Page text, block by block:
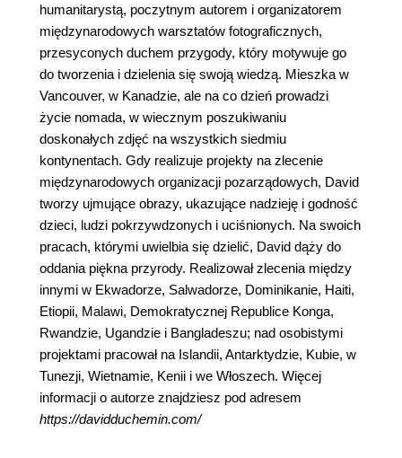
humanitarystą, poczytnym autorem i organizatorem
międzynarodowych warsztatów fotograficznych,
przesyconych duchem przygody, który motywuje go
do tworzenia i dzielenia się swoją wiedzą. Mieszka w
Vancouver, w Kanadzie, ale na co dzień prowadzi
życie nomada, w wiecznym poszukiwaniu
doskonałych zdjęć na wszystkich siedmiu
kontynentach. Gdy realizuje projekty na zlecenie
międzynarodowych organizacji pozarządowych, David
tworzy ujmujące obrazy, ukazujące nadzieję i godność
dzieci, ludzi pokrzywdzonych i uciśnionych. Na swoich
pracach, którymi uwielbia się dzielić, David dąży do
oddania piękna przyrody. Realizował zlecenia między
innymi w Ekwadorze, Salwadorze, Dominikanie, Haiti,
Etiopii, Malawi, Demokratycznej Republice Konga,
Rwandzie, Ugandzie i Bangladeszu; nad osobistymi
projektami pracował na Islandii, Antarktydzie, Kubie, w
Tunezji, Wietnamie, Kenii i we Włoszech. Więcej
informacji o autorze znajdziesz pod adresem
https://davidduchemin.com/